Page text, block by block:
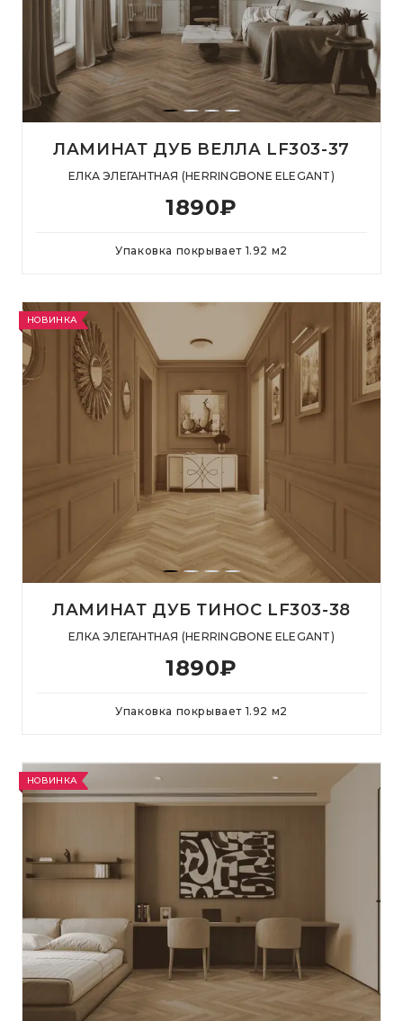
ЛАМИНАТ ДУБ ВЕЛЛА LF303-37
ЕЛКА ЭЛЕГАНТНАЯ (HERRINGBONE ELEGANT)
1890₽
Упаковка покрывает 1.92 м2
НОВИНКА
ЛАМИНАТ ДУБ ТИНОС LF303-38
ЕЛКА ЭЛЕГАНТНАЯ (HERRINGBONE ELEGANT)
1890₽
Упаковка покрывает 1.92 м2
НОВИНКА